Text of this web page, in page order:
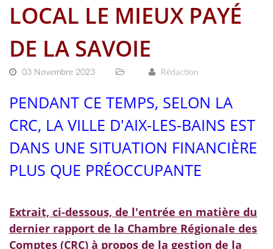
LOCAL LE MIEUX PAYÉ
DE LA SAVOIE
03 Novembre 2023 Rédaction
PENDANT CE TEMPS, SELON LA
CRC, LA VILLE D'AIX-LES-BAINS EST
DANS UNE SITUATION FINANCIÈRE
PLUS QUE PRÉOCCUPANTE
Extrait, ci-dessous, de l'entrée en matière du
dernier rapport de la Chambre Régionale des
Comptes (CRC) à propos de la gestion de la